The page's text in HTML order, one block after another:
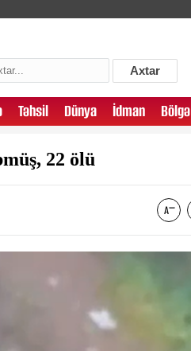
Axtar
Təhsil Dünya İdman Bölgə
22 ölü